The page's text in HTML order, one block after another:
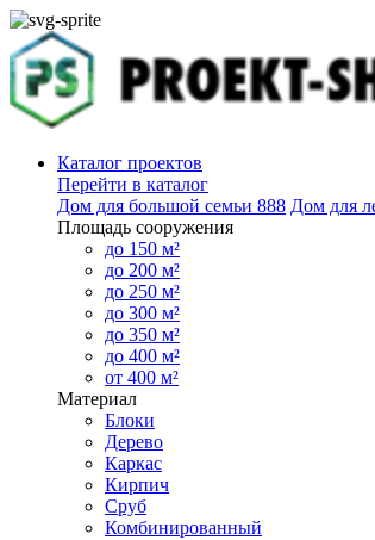
Каталог проектов
Перейти в каталог
Дом для большой семьи 888 Дом для
Площадь сооружения
до 150 м²
до 200 м²
до 250 м²
до 300 м²
до 350 м²
до 400 м²
от 400 м²
Материал
Блоки
Дерево
Каркас
Кирпич
Сруб
Комбинированный